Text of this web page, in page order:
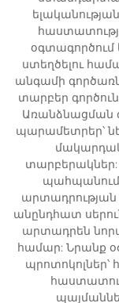
ստեղծելու
անգամի
տարբեր
Առանձնացման
պարամետրեր՝
պահպանում
արտադրության
անընդհատ
արտադրեն
համար: Նրանք